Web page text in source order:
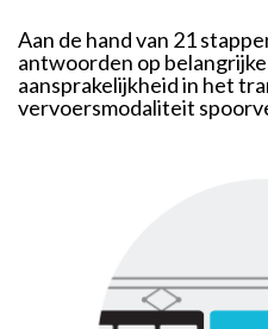
Aan de hand van 21
antwoorden op
aansprakelijkheid in het
vervoersmodaliteit